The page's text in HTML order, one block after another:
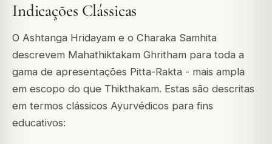
Indicações Clássicas
O Ashtanga Hridayam e o Charaka Samhita
descrevem Mahathiktakam Ghritham para toda a
gama de apresentações Pitta-Rakta - mais ampla
em escopo do que Thikthakam. Estas são descritas
em termos clássicos Ayurvédicos para fins
educativos: